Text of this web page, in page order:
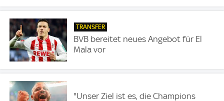
TRANSFER
BVB bereitet neues Angebot für El
Mala vor
"Unser Ziel ist es, die Champions